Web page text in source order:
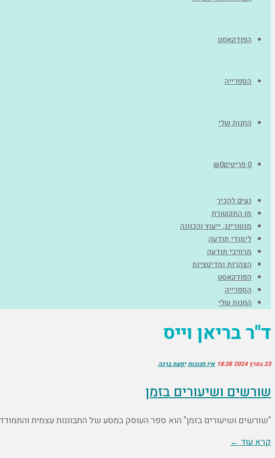
הפודקאסט
הספרייה
החנות שלי
0 פריטים ₪0
נעים להכיר
מן התקשורת
מנטורינג, ייעוץ והכוונה
לימודי תודעה
מרחיבי תודעה
הצהרות ומדיטציות
הפודקאסט
הספרייה
החנות שלי
ד"ר בריאן וייס
23 במרץ 2024 18:38 אין תגובות יפעת ברכה
שורשים ושיעורים בזמן
"שורשים ושיעורים בזמן" הוא ספר העוסק במסע של התבוננות עצמית
קרא עוד ←